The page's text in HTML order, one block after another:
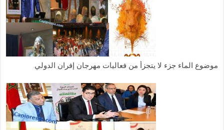
موضوع الماء جزء لا يتجزأ من فعاليات مهرجان إفران الدولي